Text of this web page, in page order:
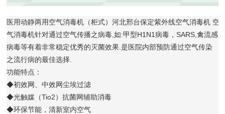
医用动静两用空气消毒机（柜式）河北邢台保定紫外线空气消毒机 空
气消毒机针对通过空气传播之病毒,如:甲型H1N1病毒，SARS,禽流感
病毒等有着非常稳定优秀的灭菌效果.是医院内部预防通过空气传染
之流行病的最佳选择.
功能特点：
◆初效网、中效网尘埃过滤
◆光触媒（Tio2）抗菌网辅助消毒
◆环保节能，清新室内空气